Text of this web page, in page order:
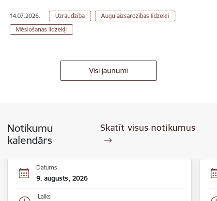
14.07.2026. Uzraudzība
Augu aizsardzības līdzekļi
Mēslošanas līdzekļi
Visi jaunumi
Notikumu
kalendārs
Skatīt visus notikumus
Datums
9. augusts, 2026
Laiks